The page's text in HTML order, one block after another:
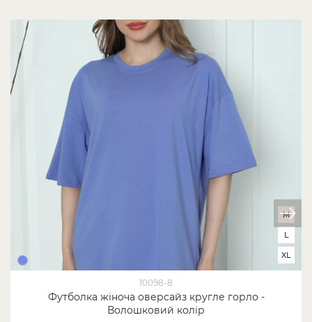
10098-8
Футболка жіноча оверсайз кругле горло -
Волошковий колір
M
L
XL